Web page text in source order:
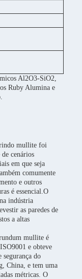
Al2O3-SiO2,
Ruby Alumina e
mullite foi
cenários
em que seja
comumente
e outros
é essencial.O
indústria
as paredes de
a altas
mullite é
e obteve
segurança do
China, e tem uma
métricas. O